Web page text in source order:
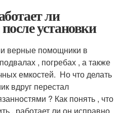
ли
установки
верные помощники в
, погребах , а также
емкостей. ️ Но что делать
вдруг перестал
? Как понять , что